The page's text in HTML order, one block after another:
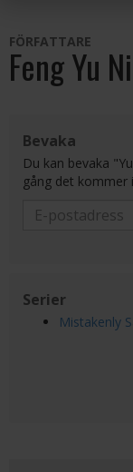
FÖRFATTARE
Feng Yu
Bevaka
Du kan bevaka
gång det kommer
Serier
Mistakenly